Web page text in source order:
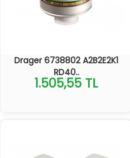
Drager 6738802 A2B2E2K1
RD40..
1.505,55 TL